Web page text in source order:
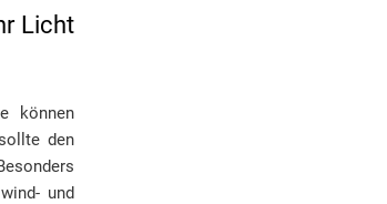
Licht
können
den
und